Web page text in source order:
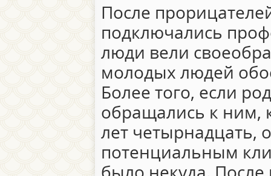
После
подключались
люди вели
молодых людей
Более того, если
обращались к ним,
лет четырнадцать,
потенциальным